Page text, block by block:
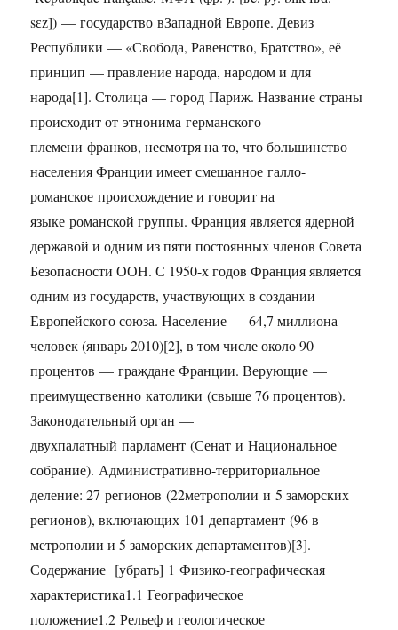
sɛz]) — государство вЗападной Европе. Девиз
Республики — «Свобода, Равенство, Братство», её
принцип — правление народа, народом и для
народа[1]. Столица — город Париж. Название страны
происходит от этнонима германского
племени франков, несмотря на то, что большинство
населения Франции имеет смешанное галло-
романское происхождение и говорит на
языке романской группы. Франция является ядерной
державой и одним из пяти постоянных членов Совета
Безопасности ООН. С 1950-х годов Франция является
одним из государств, участвующих в создании
Европейского союза. Население — 64,7 миллиона
человек (январь 2010)[2], в том числе около 90
процентов — граждане Франции. Верующие —
преимущественно католики (свыше 76 процентов).
Законодательный орган —
двухпалатный парламент (Сенат и Национальное
собрание). Административно-территориальное
деление: 27 регионов (22метрополии и 5 заморских
регионов), включающих 101 департамент (96 в
метрополии и 5 заморских департаментов)[3].
Содержание [убрать] 1 Физико-географическая
характеристика1.1 Географическое
положение1.2 Рельеф и геологическое